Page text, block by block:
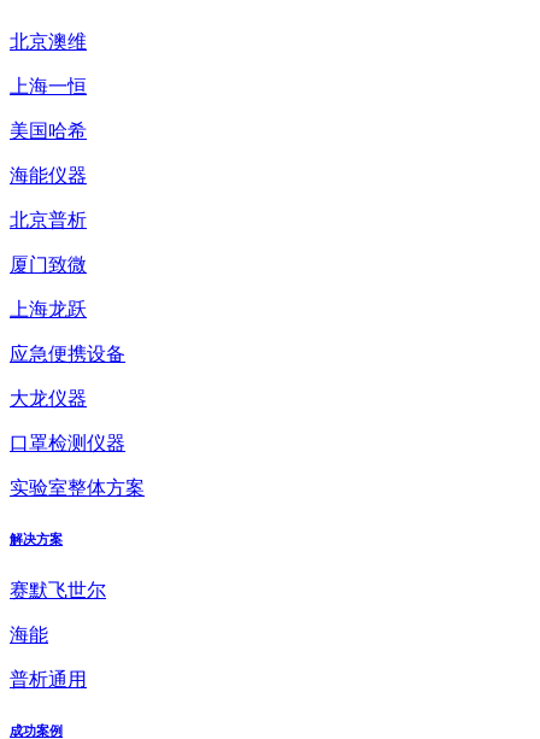
北京澳维
上海一恒
美国哈希
海能仪器
北京普析
厦门致微
上海龙跃
应急便携设备
大龙仪器
口罩检测仪器
实验室整体方案
解决方案
赛默飞世尔
海能
普析通用
成功案例